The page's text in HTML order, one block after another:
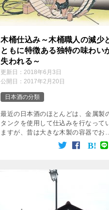
木桶仕込み～木桶職人の減少
ともに特徴ある独特の味わい
失われる～
更新日：2018年6月3日
公開日：2017年2月20日
日本酒の分類
最近の日本酒のほとんどは、金属製
タンクを使用して仕込みを行なって
ますが、昔は大きな木製の容器でお
を仕込んでいました。 いわゆる木桶
仕込みです。 木桶仕込みが主流でな
属製のタンクと比 […]